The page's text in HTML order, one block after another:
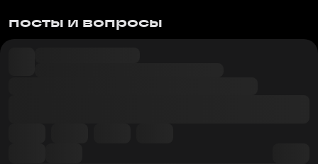
посты и вопросы